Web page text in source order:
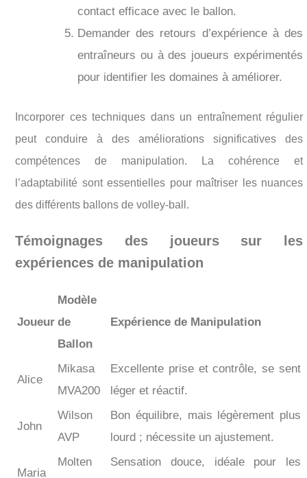
contact efficace avec le ballon.
Demander des retours d’expérience à des
entraîneurs ou à des joueurs expérimentés
pour identifier les domaines à améliorer.
Incorporer ces techniques dans un entraînement régulier
peut conduire à des améliorations significatives des
compétences de manipulation. La cohérence et
l’adaptabilité sont essentielles pour maîtriser les nuances
des différents ballons de volley-ball.
Témoignages des joueurs sur les
expériences de manipulation
Joueur
Modèle
de
Ballon
Expérience de Manipulation
Alice
Mikasa
MVA200
Excellente prise et contrôle, se sent
léger et réactif.
John
Wilson
AVP
Bon équilibre, mais légèrement plus
lourd ; nécessite un ajustement.
Maria
Molten
Sensation douce, idéale pour les